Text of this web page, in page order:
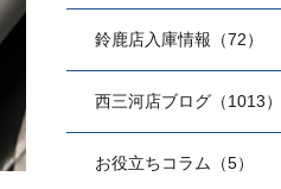
鈴鹿店入庫情報（72）
西三河店ブログ（1013）
お役立ちコラム（5）